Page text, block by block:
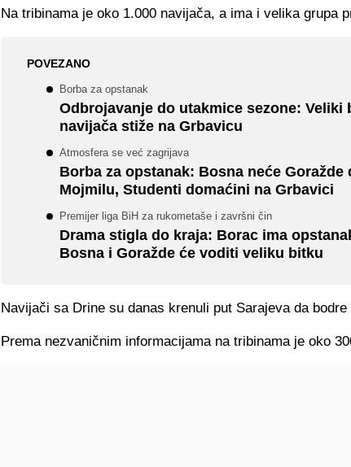
Na tribinama je oko 1.000 navijača, a ima i velika grupa
POVEZANO
Borba za opstanak
Odbrojavanje do utakmice sezone: Veliki
navijača stiže na Grbavicu
Atmosfera se već zagrijava
Borba za opstanak: Bosna neće Goražde
Mojmilu, Studenti domaćini na Grbavici
Premijer liga BiH za rukometaše i završni čin
Drama stigla do kraja: Borac ima
Bosna i Goražde će voditi veliku bitku
Navijači sa Drine su danas krenuli put Sarajeva da
Prema nezvaničnim informacijama na tribinama je oko